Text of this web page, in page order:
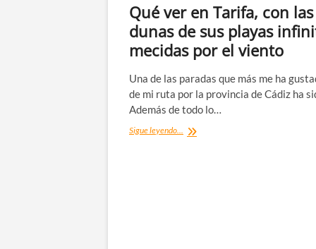
Qué ver en Tarifa, con las
dunas de sus playas
mecidas por el viento
Una de las paradas que más me ha
de mi ruta por la provincia de Cádiz ha
Además de todo lo…
Sigue leyendo...
Qué